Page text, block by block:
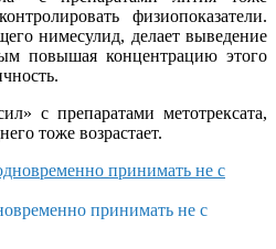
физиопоказатели.
нимесулид, делает выведение
повышая концентрацию этого
с препаратами метотрексата,
тоже возрастает.
принимать не с